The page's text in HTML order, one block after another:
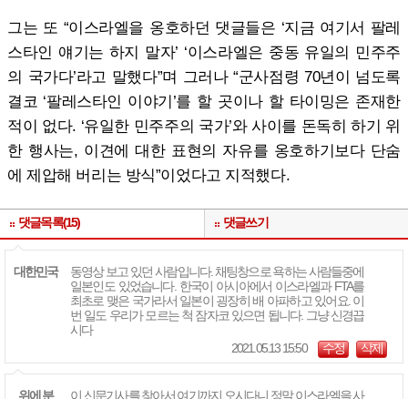
그는 또 “이스라엘을 옹호하던 댓글들은 ‘지금 여기서 팔레
스타인 얘기는 하지 말자’ ‘이스라엘은 중동 유일의 민주주
의 국가다’라고 말했다”며 그러나 “군사점령 70년이 넘도록
결코 ‘팔레스타인 이야기’를 할 곳이나 할 타이밍은 존재한
적이 없다. ‘유일한 민주주의 국가’와 사이를 돈독히 하기 위
한 행사는, 이견에 대한 표현의 자유를 옹호하기보다 단숨
에 제압해 버리는 방식”이었다고 지적했다.
댓글목록(15) 댓글쓰기
대한민국
동영상 보고 있던 사람입니다. 채팅창으로 욕하는 사람들중에
일본인도 있었습니다. 한국이 아시아에서 이스라엘과 FTA를
최초로 맺은 국가라서 일본이 굉장히 배 아파하고 있어요. 이
번 일도 우리가 모르는 척 잠자코 있으면 됩니다. 그냥 신경끕
시다
2021.05.13 15:50
수정 삭제
위에 분 이 신문기사를 찾아서 여기까지 오시다니 정말 이스라엘을 사